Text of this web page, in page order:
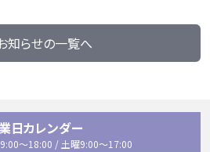
知らせの一覧へ
日カレンダー
〜18:00 / 土曜9:00〜17:00